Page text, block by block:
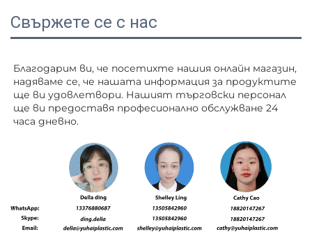
Свържете се с нас
Благодарим ви, че посетихте нашия онлайн магазин,
надяваме се, че нашата информация за продуктите
ще ви удовлетвори. Нашият търговски персонал
ще ви предоставя професионално обслужване 24
часа дневно.